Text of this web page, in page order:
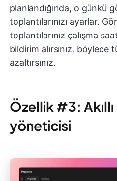
planlandığında, o günkü
toplantılarınızı ayarlar.
toplantılarınız çalışma
bildirim alırsınız, böylece
azaltırsınız.
Özellik #3:
yöneticisi